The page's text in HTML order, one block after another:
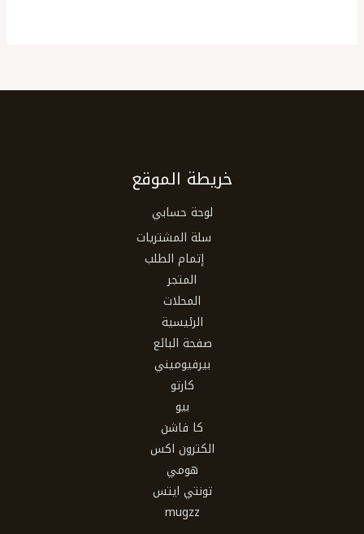
خريطة الموقع
لوحة حسابي
سلة المشتريات
إتمام الطلب
المتجر
المحلات
الرئيسية
صفحة البائع
بيرفيوميني
كارتو
بيو
كا فاشن
الكترون اكس
هومي
تونتي ايتس
mugzz